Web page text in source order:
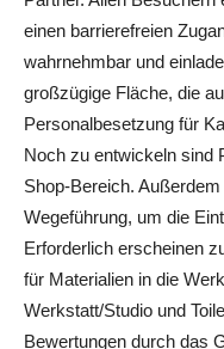
einen barrierefreien
wahrnehmbar und
großzügige Fläche, die
Personalbesetzung für
Noch zu entwickeln sind
Shop-Bereich.
Wegeführung, um die
Erforderlich erscheinen
für Materialien in die
Werkstatt/Studio und
Bewertungen durch das